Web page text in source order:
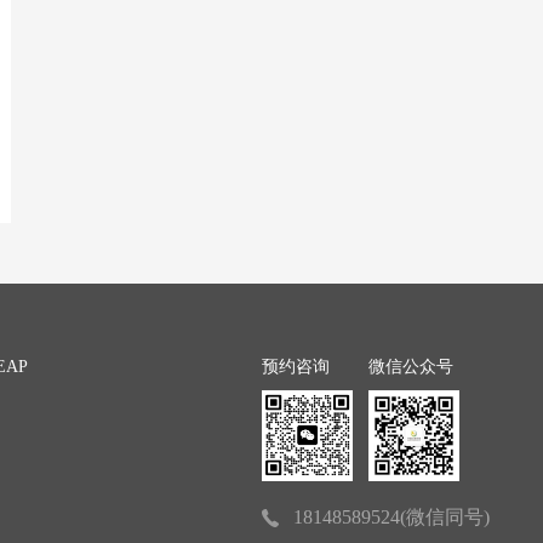
预约咨询 微信公众号
18148589524(微信同号)